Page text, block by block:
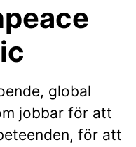
global
jobbar för att
för att